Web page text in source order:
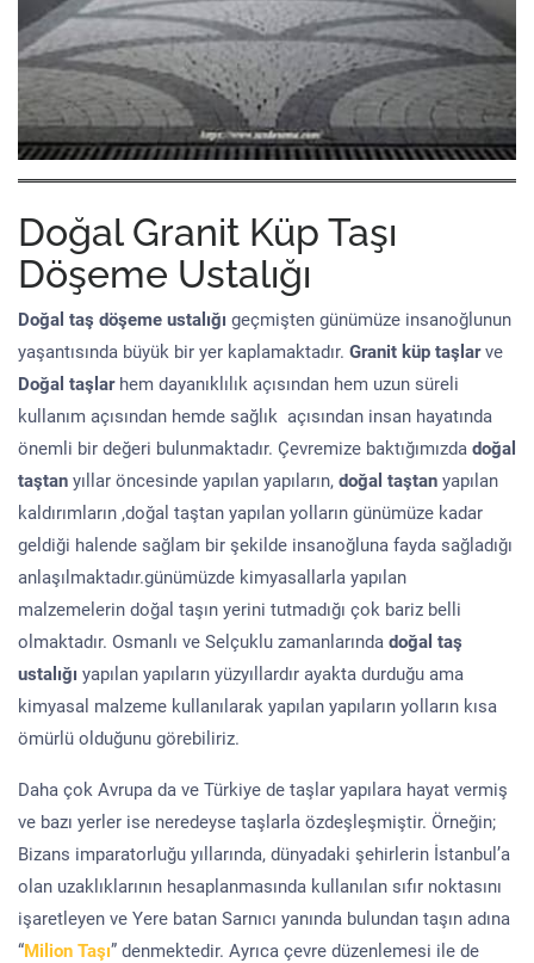
Doğal Granit Küp Taşı
Döşeme Ustalığı
Doğal taş döşeme ustalığı geçmişten günümüze insanoğlunun
yaşantısında büyük bir yer kaplamaktadır. Granit küp taşlarve
Doğal taşlar hem dayanıklılık açısından hem uzun süreli
kullanım açısından hemde sağlık açısından insan hayatında
önemli bir değeri bulunmaktadır. Çevremize baktığımızda doğal
taştan yıllar öncesinde yapılan yapıların, doğal taştan yapılan
kaldırımların ,doğal taştan yapılan yolların günümüze kadar
geldiği halende sağlam bir şekilde insanoğluna fayda sağladığı
anlaşılmaktadır.günümüzde kimyasallarla yapılan
malzemelerin doğal taşın yerini tutmadığı çok bariz belli
olmaktadır. Osmanlı ve Selçuklu zamanlarında doğal taş
ustalığı yapılan yapıların yüzyıllardır ayakta durduğu ama
kimyasal malzeme kullanılarak yapılan yapıların yolların kısa
ömürlü olduğunu görebiliriz.
Daha çok Avrupa da ve Türkiye de taşlar yapılara hayat vermiş
ve bazı yerler ise neredeyse taşlarla özdeşleşmiştir. Örneğin;
Bizans imparatorluğu yıllarında, dünyadaki şehirlerin İstanbul’a
olan uzaklıklarının hesaplanmasında kullanılan sıfır noktasını
işaretleyen ve Yere batan Sarnıcı yanında bulundan taşın adına
“Milion Taşı” denmektedir. Ayrıca çevre düzenlemesi ile de